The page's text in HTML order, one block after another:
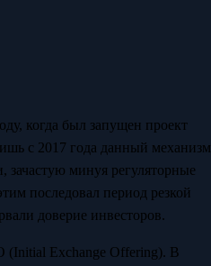
когда был запущен проект
с 2017 года данный механизм
минуя регуляторные
последовал период резкой
доверие инвесторов.
(Initial Exchange Offering). В